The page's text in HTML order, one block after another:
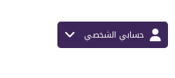
حسابي الشخصي